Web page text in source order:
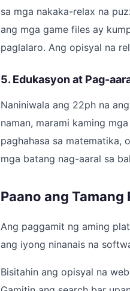
sa mga nakaka-relax na
ang mga game files ay
paglalaro. Ang opisyal na
5. Edukasyon at Pag-
Naniniwala ang 22ph na
naman, marami kaming
paghahasa sa matematika,
mga batang nag-aaral sa
Paano ang
Ang paggamit ng aming
ang iyong ninanais na
Bisitahin ang opisyal na